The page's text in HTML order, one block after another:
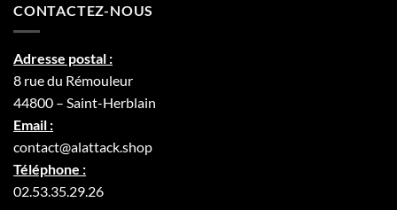
CONTACTEZ-NOUS
Adresse postal :
8 rue du Rémouleur
44800 – Saint-Herblain
Email :
contact@alattack.shop
Téléphone :
02.53.35.29.26